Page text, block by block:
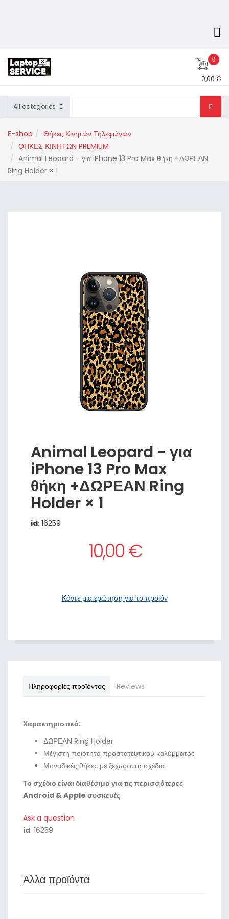
0
0,00 €
All categories
E-shop
Θήκες Κινητών Τηλεφώνων
ΘΗΚΕΣ ΚΙΝΗΤΩΝ PREMIUM
Animal Leopard - για iPhone 13 Pro Max θήκη +ΔΩΡΕΑΝ
Ring Holder × 1
Animal Leopard - για
iPhone 13 Pro Max
θήκη +ΔΩΡΕΑΝ Ring
Holder × 1
id: 16259
10,00 €
Κάντε μια ερώτηση για το προϊόν
Πληροφορίες προϊόντος Reviews
Χαρακτηριστικά:
ΔΩΡΕΑΝ Ring Holder
Μέγιστη ποιότητα προστατευτικού καλύμματος
Μοναδικές θήκες με ξεχωριστά σχέδια
Το σχέδιο είναι διαθέσιμο για τις περισσότερες
Android & Apple συσκευές
Ask a question
id: 16259
Άλλα προϊόντα